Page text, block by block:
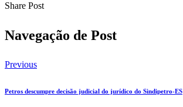
Share Post
Navegação de Post
Previous
Petros descumpre decisão judicial do jurídico do Sindipetro-ES